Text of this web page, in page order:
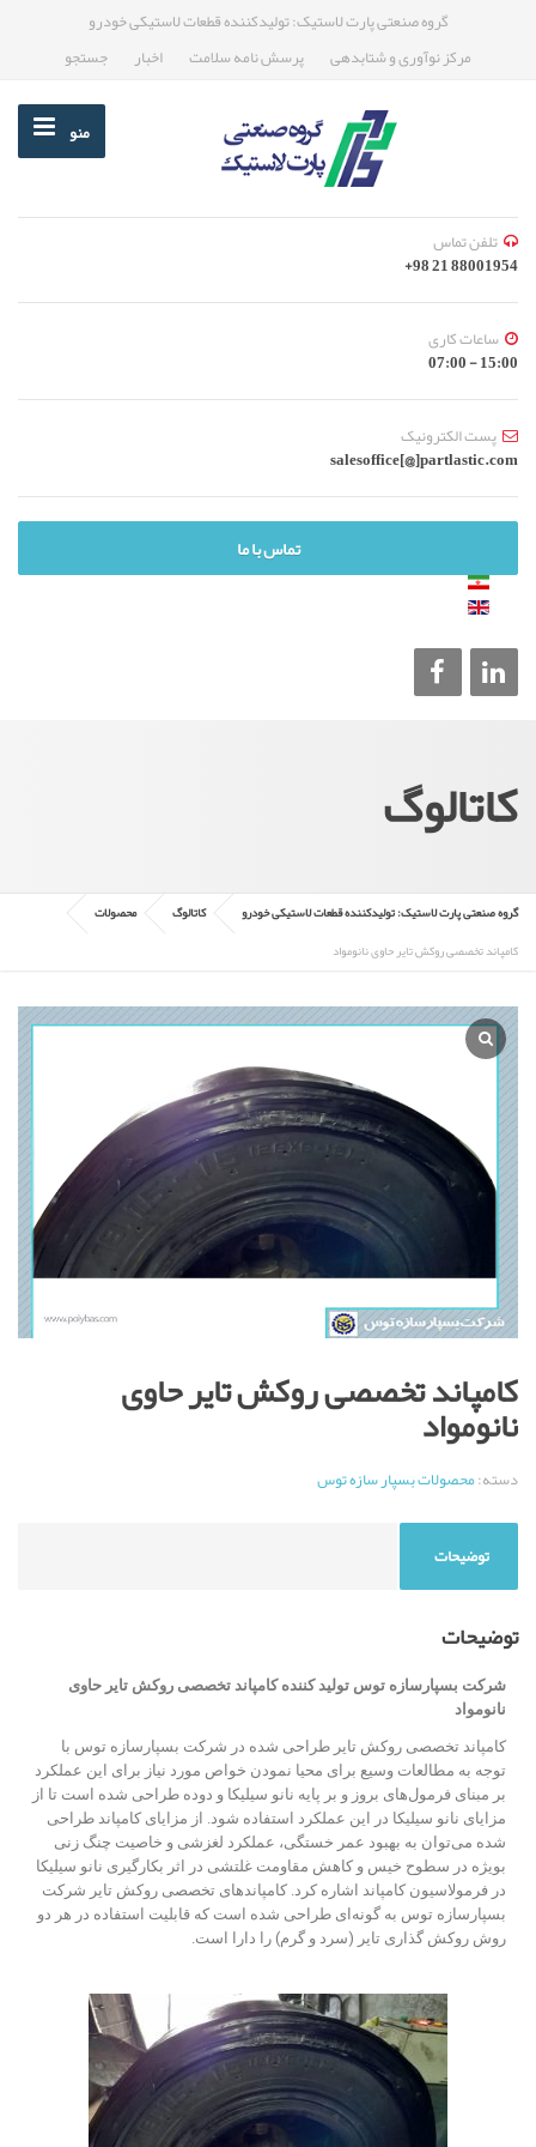
گروه صنعتی پارت لاستیک: تولیدکننده قطعات لاستیکی خودرو
مرکز نوآوری و شتابدهی
پرسش نامه سلامت اخبار جستجو
منو
تلفن تماس
88001954 21 98+
ساعات کاری
15:00 - 07:00
پست الکترونیک
salesoffice[@]partlastic.com
تماس با ما
کاتالوگ
گروه صنعتی پارت لاستیک: تولیدکننده قطعات لاستیکی خودرو کاتالوگ
محصولات
کامپاند تخصصی روکش تایر حاوی نانومواد
کامپاند تخصصی روکش تایر حاوی
نانومواد
دسته:محصولات بسپار سازه توس
توضیحات
توضیحات
شرکت بسپارسازه توس تولید کننده کامپاند تخصصی روکش تایر حاوی
نانومواد
کامپاند تخصصی روکش تایر طراحی شده در شرکت بسپارسازه توس با
توجه به مطالعات وسیع برای محیا نمودن خواص مورد نیاز برای این عملکرد
بر مبنای فرمول‌های بروز و بر پایه نانو سیلیکا و دوده طراحی شده است تا از
مزایای نانو سیلیکا در این عملکرد استفاده شود. از مزایای کامپاند طراحی
شده می‌توان به بهبود عمر خستگی، عملکرد لغزشی و خاصیت چنگ زنی
بویژه در سطوح خیس و کاهش مقاومت غلتشی در اثر بکارگیری نانو سیلیکا
در فرمولاسیون کامپاند اشاره کرد. کامپاندهای تخصصی روکش تایر شرکت
بسپارسازه توس به گونه‌ای طراحی شده است که قابلیت استفاده در هر دو
روش روکش گذاری تایر (سرد و گرم) را دارا است.